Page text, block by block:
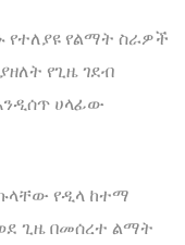
የተለያዩ የልማት ስራዎች
የጊዜ ገደብ
ሀላፊው
የዲላ ከተማ
ጊዜ በመሰረተ ልማት